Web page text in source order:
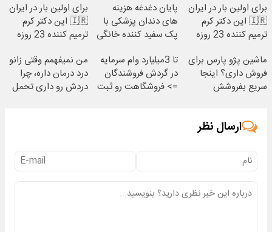
برای اولین بار در ایران
🇮🇷 این دکتر کرم
ترمیم کننده 23 روزه
پایان دغدغه هزینه
های دندان پزشکی با
پک سفید کننده خانگی
برای اولین بار در ایران
🇮🇷 این دکتر کرم
ترمیم کننده 23 روزه
ماشین پژو پارس برای
فروش داری؟ اینجا
سریع بفروشش
تا 3میلیارد وام سرمایه
در گردش فروشندگان
=> فروشگاهت رو ثبت
من نمیفهمم وقتی زانو
درد درمان داره، چرا
دردش رو داری تحمل
ارسال نظر